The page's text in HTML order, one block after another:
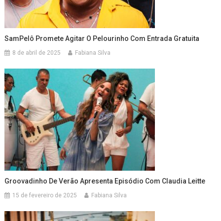
SamPelô Promete Agitar O Pelourinho Com Entrada Gratuita
8 de abril de 2025 Fabiana Silva
Groovadinho De Verão Apresenta Episódio Com Claudia Leitte
15 de fevereiro de 2025 Fabiana Silva